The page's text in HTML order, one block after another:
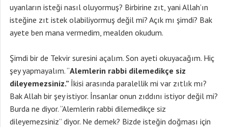
uyanların isteği nasıl oluyormuş? Birbirine zıt, yani Allah’ın
isteğine zıt istek olabiliyormuş değil mi? Açık mı şimdi? Bak
ayete ben mana vermedim, mealden okudum.
Şimdi bir de Tekvir suresini açalım. Son ayeti okuyacağım. Hiç
şey yapmayalım. “Alemlerin rabbi dilemedikçe siz
dileyemezsiniz.” İkisi arasında paralellik mi var zıtlık mı?
Bak Allah bir şey istiyor. İnsanlar onun zıddını istiyor değil mi?
Burda ne diyor. “Alemlerin rabbi dilemedikçe siz
dileyemezsiniz” diyor. Ne demek? Bizde isteğin doğması için